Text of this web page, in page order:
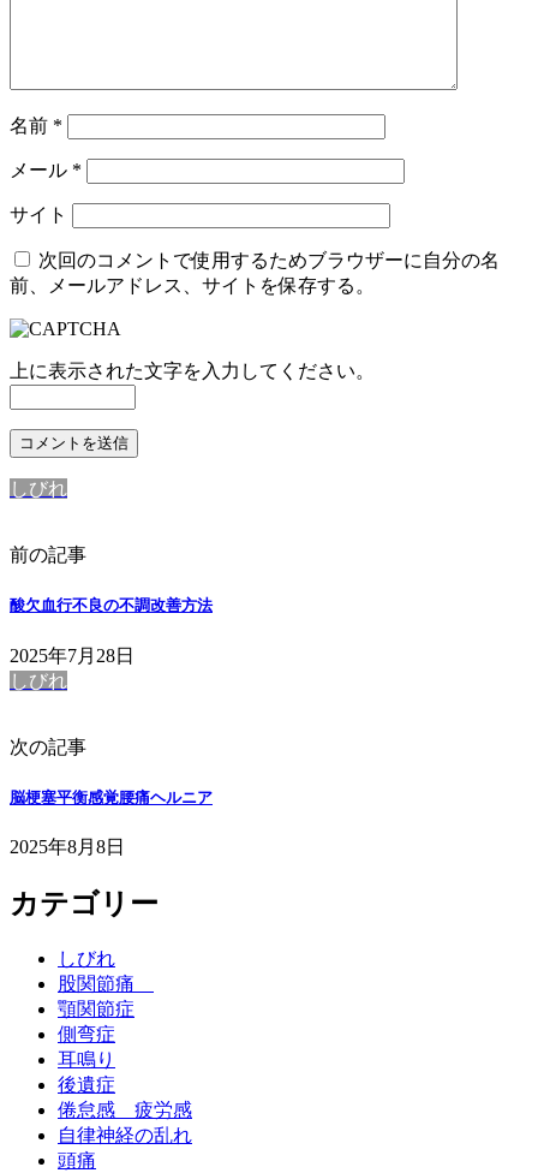
名前 *
メール *
サイト
次回のコメントで使用するためブラウザーに自分の名
前、メールアドレス、サイトを保存する。
上に表示された文字を入力してください。
しびれ
前の記事
酸欠血行不良の不調改善方法
2025年7月28日
しびれ
次の記事
脳梗塞平衡感覚腰痛ヘルニア
2025年8月8日
カテゴリー
しびれ
股関節痛
顎関節症
側弯症
耳鳴り
後遺症
倦怠感 疲労感
自律神経の乱れ
頭痛